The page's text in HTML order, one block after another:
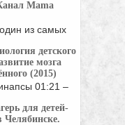
Mama
из самых
детского
мозга
(2015)
01:21 –
для детей-
Челябинске.